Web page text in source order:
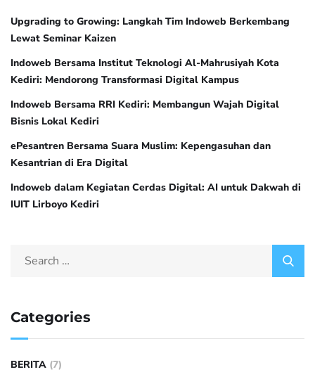
Upgrading to Growing: Langkah Tim Indoweb Berkembang
Lewat Seminar Kaizen
Indoweb Bersama Institut Teknologi Al-Mahrusiyah Kota
Kediri: Mendorong Transformasi Digital Kampus
Indoweb Bersama RRI Kediri: Membangun Wajah Digital
Bisnis Lokal Kediri
ePesantren Bersama Suara Muslim: Kepengasuhan dan
Kesantrian di Era Digital
Indoweb dalam Kegiatan Cerdas Digital: AI untuk Dakwah di
IUIT Lirboyo Kediri
Categories
BERITA (7)